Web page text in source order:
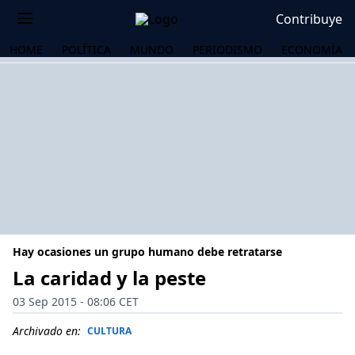
Contribuye
HOME POLÍTICA MUNDO PERIODISMO ECONOMÍA
Hay ocasiones un grupo humano debe retratarse
La caridad y la peste
03 Sep 2015 - 08:06 CET
Archivado en: CULTURA